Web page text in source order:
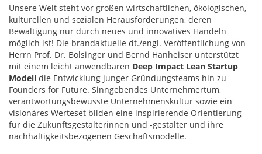
Unsere Welt steht vor großen wirtschaftlichen, ökologischen,
kulturellen und sozialen Herausforderungen, deren
Bewältigung nur durch neues und innovatives Handeln
möglich ist! Die brandaktuelle dt./engl. Veröffentlichung von
Herrn Prof. Dr. Bolsinger und Bernd Hanheiser unterstützt
mit einem leicht anwendbaren Deep Impact Lean Startup
Modell die Entwicklung junger Gründungsteams hin zu
Founders for Future. Sinngebendes Unternehmertum,
verantwortungsbewusste Unternehmenskultur sowie ein
visionäres Werteset bilden eine inspirierende Orientierung
für die Zukunftsgestalterinnen und -gestalter und ihre
nachhaltigkeitsbezogenen Geschäftsmodelle.